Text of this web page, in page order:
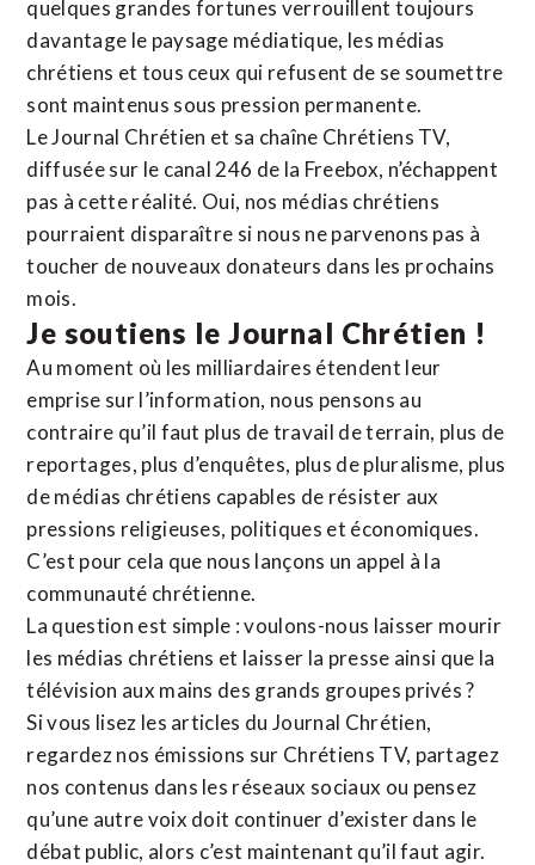
quelques grandes fortunes verrouillent toujours
davantage le paysage médiatique, les médias
chrétiens et tous ceux qui refusent de se soumettre
sont maintenus sous pression permanente.
Le Journal Chrétien et sa chaîne Chrétiens TV,
diffusée sur le canal 246 de la Freebox, n’échappent
pas à cette réalité. Oui, nos médias chrétiens
pourraient disparaître si nous ne parvenons pas à
toucher de nouveaux donateurs dans les prochains
mois.
Je soutiens le Journal Chrétien !
Au moment où les milliardaires étendent leur
emprise sur l’information, nous pensons au
contraire qu’il faut plus de travail de terrain, plus de
reportages, plus d’enquêtes, plus de pluralisme, plus
de médias chrétiens capables de résister aux
pressions religieuses, politiques et économiques.
C’est pour cela que nous lançons un appel à la
communauté chrétienne.
La question est simple : voulons-nous laisser mourir
les médias chrétiens et laisser la presse ainsi que la
télévision aux mains des grands groupes privés ?
Si vous lisez les articles du Journal Chrétien,
regardez nos émissions sur Chrétiens TV, partagez
nos contenus dans les réseaux sociaux ou pensez
qu’une autre voix doit continuer d’exister dans le
débat public, alors c’est maintenant qu’il faut agir.